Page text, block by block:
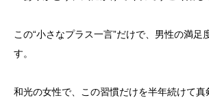
この“小さなプラス一言”だけで、男性の満足
す。
和光の女性で、この習慣だけを半年続けて真